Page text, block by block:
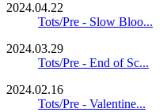
2024.04.22
Tots/Pre - Slow Bloo...
2024.03.29
Tots/Pre - End of Sc...
2024.02.16
Tots/Pre - Valentine...